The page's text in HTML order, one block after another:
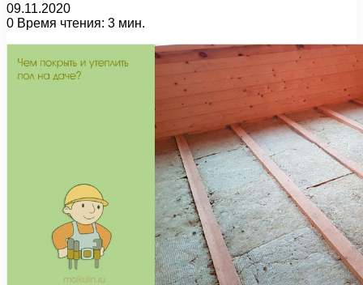
09.11.2020
0 Время чтения: 3 мин.